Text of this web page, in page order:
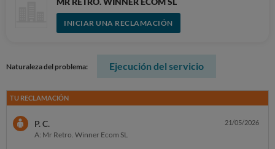
INICIAR UNA RECLAMACIÓN
Naturaleza del problema: Ejecución del servicio
TU RECLAMACIÓN
P. C.
A: Mr Retro. Winner Ecom SL
21/05/2026